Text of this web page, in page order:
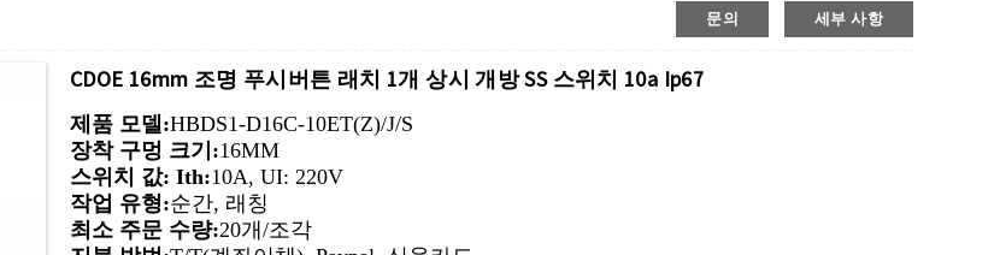
문의 세부 사항
CDOE 16mm 조명 푸시버튼 래치 1개 상시 개방 SS 스위치 10a Ip67
제품 모델:HBDS1-D16C-10ET(Z)/J/S
장착 구멍 크기:16MM
스위치 값: Ith:10A, UI: 220V
작업 유형:순간, 래칭
최소 주문 수량:20개/조각